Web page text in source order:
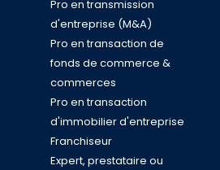
Pro en transmission
d'entreprise (M&A)
Pro en transaction de
fonds de commerce &
commerces
Pro en transaction
d'immobilier d'entreprise
Franchiseur
Expert, prestataire ou